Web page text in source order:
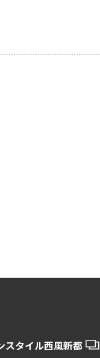
スタイル西風新都